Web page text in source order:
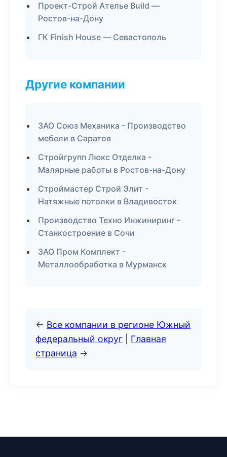
Проект-Строй Ателье Build —
Ростов-на-Дону
ГК Finish House — Севастополь
Другие компании
ЗАО Союз Механика - Производство
мебели в Саратов
Стройгрупп Люкс Отделка -
Малярные работы в Ростов-на-Дону
Строймастер Строй Элит -
Натяжные потолки в Владивосток
Производство Техно Инжиниринг -
Станкостроение в Сочи
ЗАО Пром Комплект -
Металлообработка в Мурманск
← Все компании в регионе Южный
федеральный округ
Главная
страница →